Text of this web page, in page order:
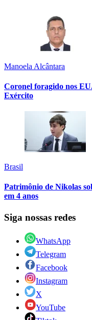
Manoela Alcântara
Coronel foragido nos
Exército
Brasil
Patrimônio de Nikolas
em 4 anos
Siga nossas redes
WhatsApp
Telegram
Facebook
Instagram
X
YouTube